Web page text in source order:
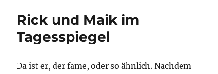
Konzept*Feuerpudel
Rick und Maik im
Tagesspiegel
Da ist er, der fame, oder so ähnlich. Nachdem